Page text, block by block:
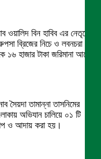
ওয়ালিদ বিন হাবিব এর নেতৃত্বে
ব্রিজের নিচে ও লবনচরা
১৬ হাজার টাকা জরিমানা আরোপ
সৈয়দা তামান্না তাসনিমের
অভিযান চালিয়ে ০১ টি
ও আদায় করা হয়।